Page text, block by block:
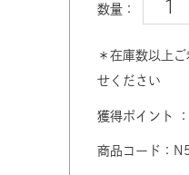
数量：
＊在庫数以上
せください
獲得ポイント ：
商品コード：